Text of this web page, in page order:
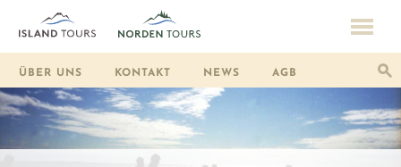
ÜBER UNS KONTAKT NEWS AGB